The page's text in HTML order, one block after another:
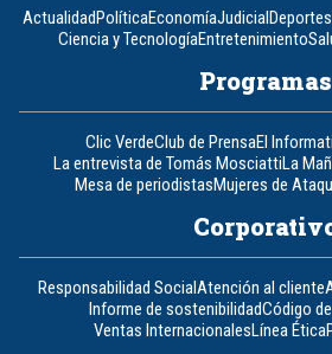
ActualidadPolíticaEconomíaJudicialDeportes
Ciencia y TecnologíaEntretenimiento
Programas
Clic VerdeClub de PrensaEl
La entrevista de Tomás MosciattiLa
Mesa de periodistasMujeres de
Responsabilidad SocialAtención al cliente
Informe de sostenibilidadCódigo
Ventas InternacionalesLínea Ética